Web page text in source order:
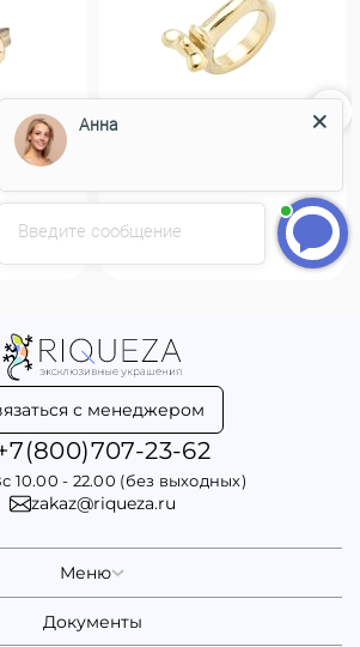
Золотое кольцо
9 790руб.
с менеджером
23-62
10.00 - 22.00 (без выходных)
zakaz@riqueza.ru
Меню
Документы
Введите сообщение
Анна